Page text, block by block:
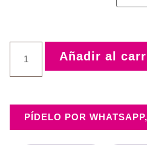
Añadir al
PÍDELO POR